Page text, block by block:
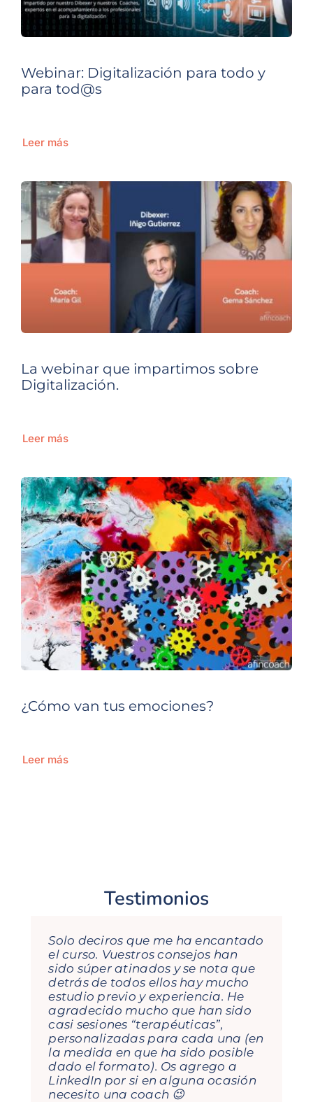
Webinar: Digitalización para todo y
para tod@s
Leer más
La webinar que impartimos sobre
Digitalización.
Leer más
¿Cómo van tus emociones?
Leer más
Testimonios
Solo deciros que me ha encantado
el curso. Vuestros consejos han
sido súper atinados y se nota que
detrás de todos ellos hay mucho
estudio previo y experiencia. He
agradecido mucho que han sido
casi sesiones “terapéuticas”,
personalizadas para cada una (en
la medida en que ha sido posible
dado el formato). Os agrego a
LinkedIn por si en alguna ocasión
necesito una coach 😉
María, Gema e Isabel son
fantásticas! De cada formación
que he recibido con ellas te llevas
aprendizajes, porque el
dinamismo con lo que enfocan
cada tema lo hace todo muy
visual, sencillo y te hace pensar… y
esto ayuda a nivel profesional y
personal. Seguiremos contando
con ellas en mi empresa!